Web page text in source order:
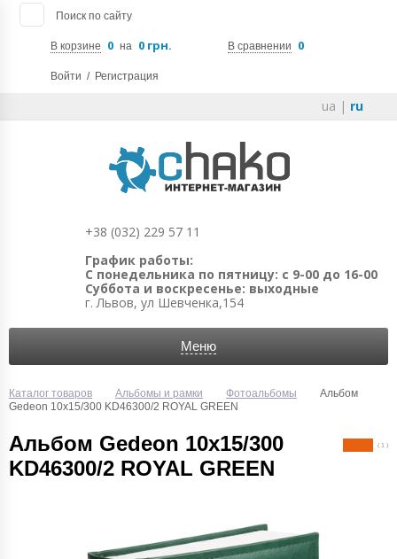
Поиск по сайту
В корзине 0 на 0 грн. В сравнении 0
Войти / Регистрация
ua | ru
+38 (032) 229 57 11
График работы:
С понедельника по пятницу: с 9-00 до 16-00
Суббота и воскресенье: выходные
г. Львов, ул Шевченка,154
Меню
Каталог товаров Альбомы и рамки Фотоальбомы
Альбом
Gedeon 10х15/300 KD46300/2 ROYAL GREEN
Альбом Gedeon 10х15/300
KD46300/2 ROYAL GREEN
( 1 )